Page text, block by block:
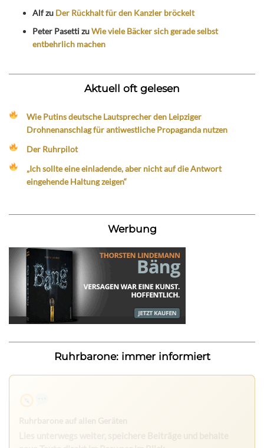
Alfzu Der Rückhalt für den Kanzler bröckelt
Peter PasettizuWie viele Bäcker sich gerade selbst
entbehrlich machen
Aktuell oft gelesen
Wie Putins deutsche Lautsprecher den Leipziger
Drohnenanschlag für antiwestliche Propaganda nutzen
Der Ruhrpilot
„Ich sollte eine einladende, aber nicht auf die Antwort
eingehende Haltung zeigen“
Werbung
Ruhrbarone: immer informiert